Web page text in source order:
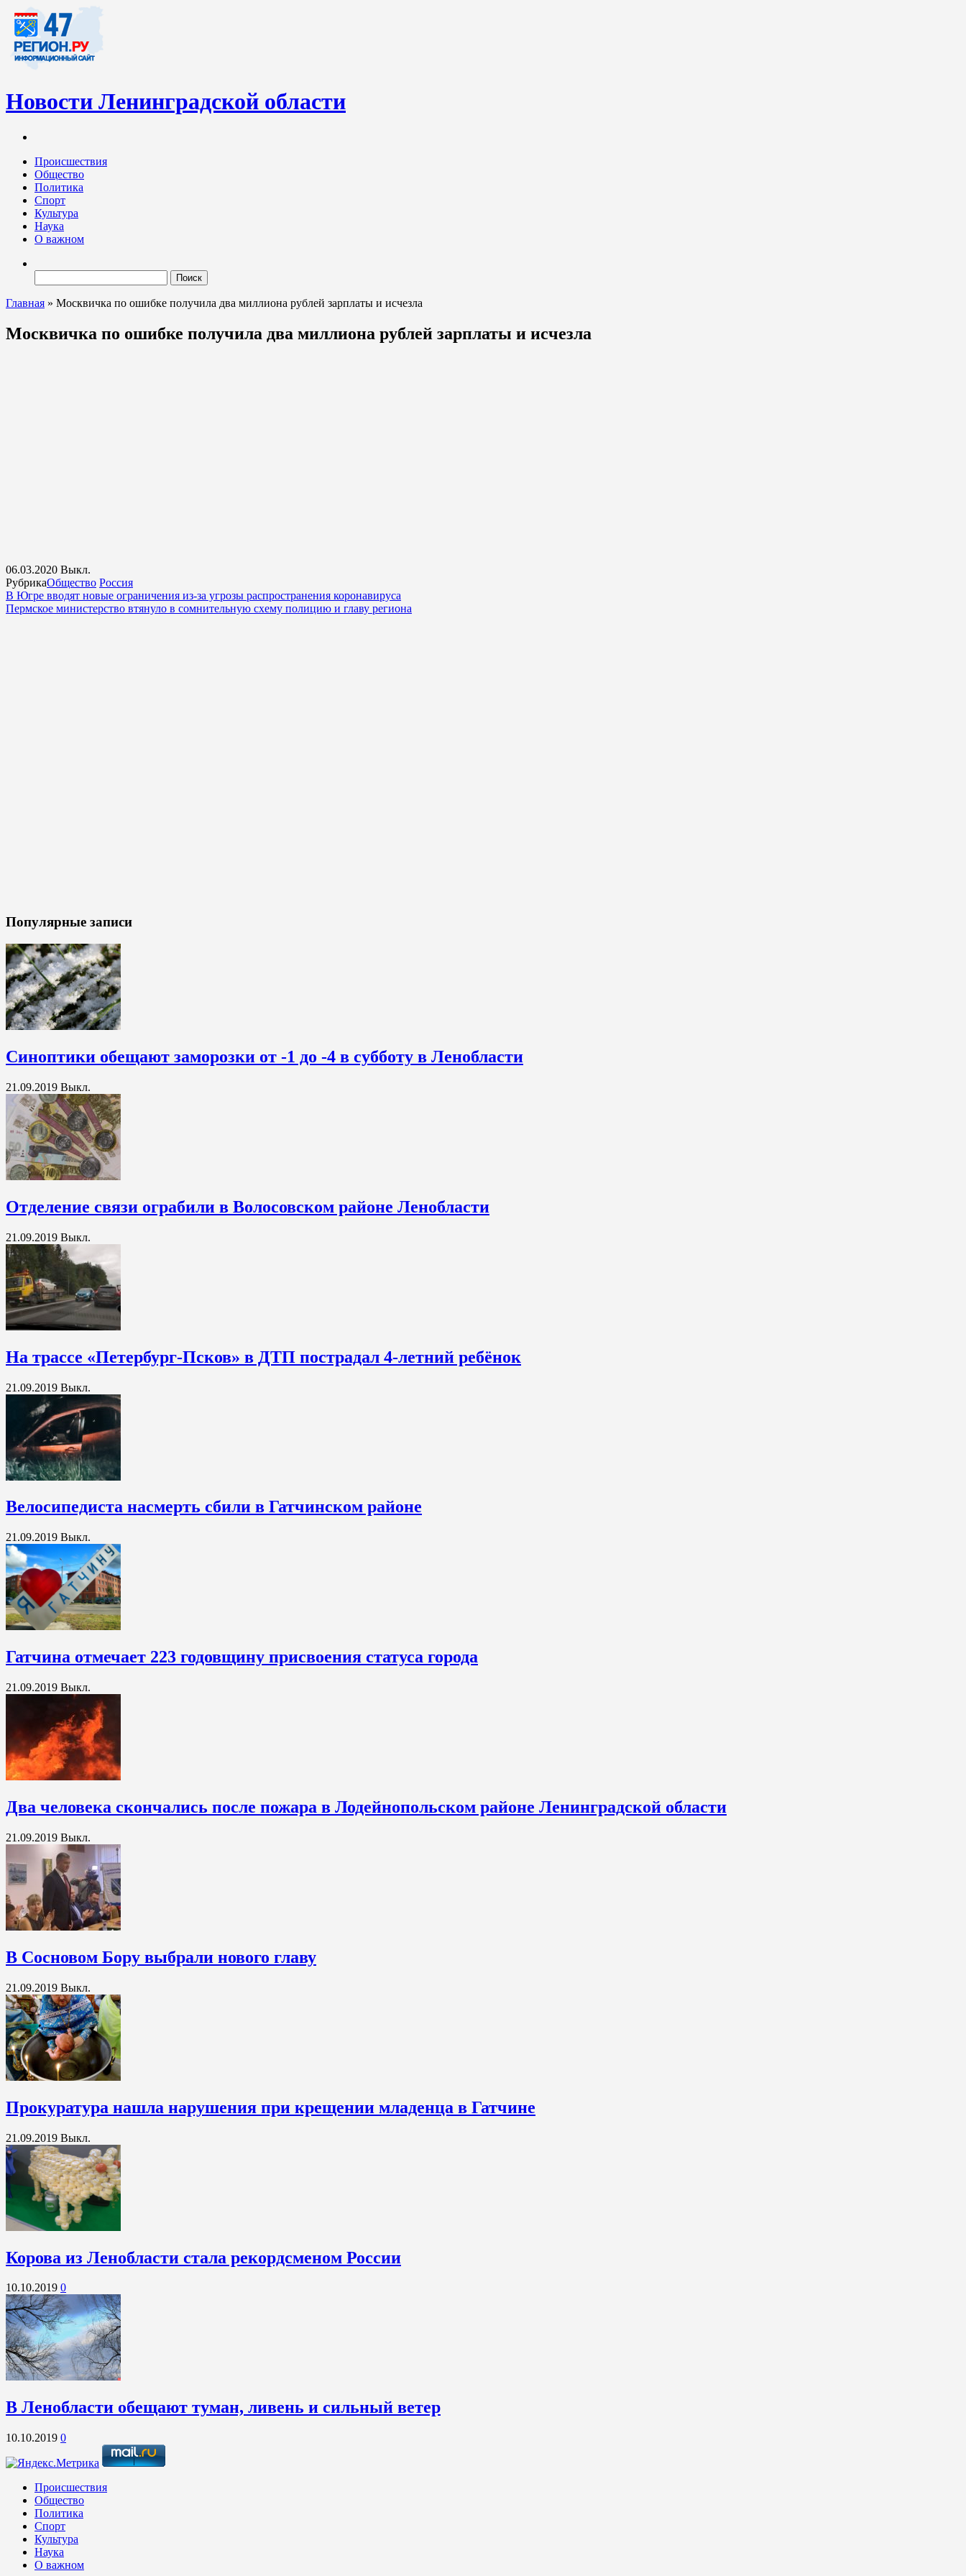
Новости Ленинградской области
Ленинградских новостей обновляется регулярно. Мы рассказываем о происходящем «в верхах» и о судьбах простых людях, о том, что касается каждого жителя Ленинградской области.
Происшествия
Общество
Политика
Спорт
Культура
Наука
О важном
Главная » Москвичка по ошибке получила два миллиона рублей зарплаты и исчезла
Москвичка по ошибке получила два миллиона рублей зарплаты и исчезла
06.03.2020 Выкл.
РубрикаОбщество Россия
В Югре вводят новые ограничения из-за угрозы распространения коронавируса
Пермское министерство втянуло в сомнительную схему полицию и главу региона
Популярные записи
Синоптики обещают заморозки от -1 до -4 в субботу в Ленобласти
21.09.2019 Выкл.
Отделение связи ограбили в Волосовском районе Ленобласти
21.09.2019 Выкл.
На трассе «Петербург-Псков» в ДТП пострадал 4-летний ребёнок
21.09.2019 Выкл.
Велосипедиста насмерть сбили в Гатчинском районе
21.09.2019 Выкл.
Гатчина отмечает 223 годовщину присвоения статуса города
21.09.2019 Выкл.
Два человека скончались после пожара в Лодейнопольском районе Ленинградской области
21.09.2019 Выкл.
В Сосновом Бору выбрали нового главу
21.09.2019 Выкл.
Прокуратура нашла нарушения при крещении младенца в Гатчине
21.09.2019 Выкл.
Корова из Ленобласти стала рекордсменом России
10.10.2019 0
В Ленобласти обещают туман, ливень и сильный ветер
10.10.2019 0
Происшествия
Общество
Политика
Спорт
Культура
Наука
О важном